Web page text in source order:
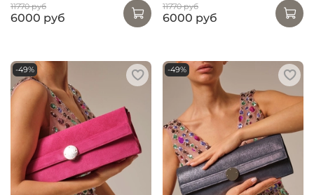
11770 руб
6000 руб
11770 руб
6000 руб
-49% -49%